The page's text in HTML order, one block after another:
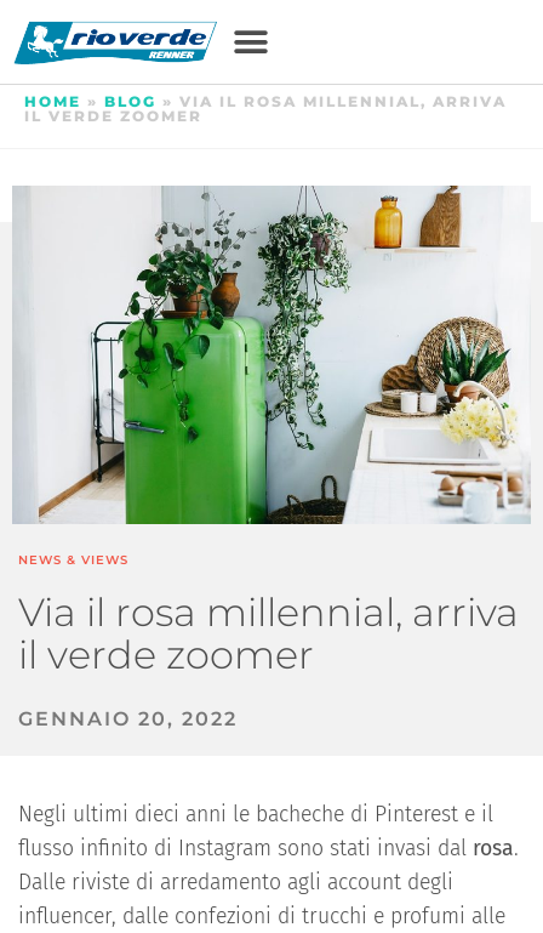
HOME » BLOG » VIA IL ROSA MILLENNIAL, ARRIVA
IL VERDE ZOOMER
NEWS & VIEWS
Via il rosa millennial, arriva
il verde zoomer
GENNAIO 20, 2022
Negli ultimi dieci anni le bacheche di Pinterest e il
flusso infinito di Instagram sono stati invasi dal rosa.
Dalle riviste di arredamento agli account degli
influencer, dalle confezioni di trucchi e profumi alle